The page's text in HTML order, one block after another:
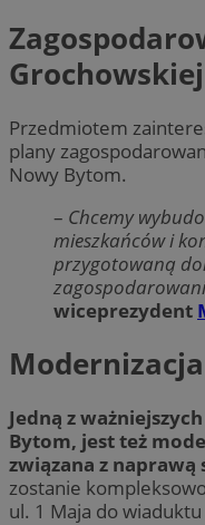
Grochowskiej
Przedmiotem
plany
Nowy Bytom.
– Chcemy
mieszkańców i
przygotowaną
wiceprezydent
Jedną z
Bytom, jest też
związana z naprawą
zostanie
ul. 1 Maja do